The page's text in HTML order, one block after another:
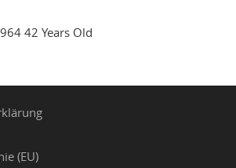
42 Years Old
(EU)